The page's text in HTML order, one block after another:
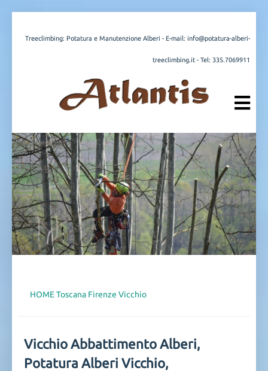
Treeclimbing: Potatura e Manutenzione Alberi - E-mail: info@potatura-alberi-
treeclimbing.it - Tel: 335.7069911
HOME Toscana Firenze Vicchio
Vicchio Abbattimento Alberi,
Potatura Alberi Vicchio,